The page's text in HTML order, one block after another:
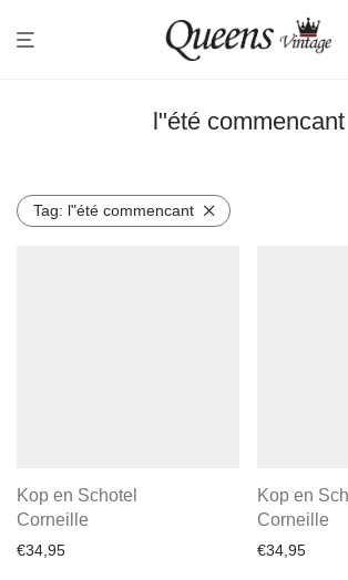
l"été commencant
Tag: l"été commencant
Kop en Schotel
Corneille
€34,95
Kop en
Corneille
€34,95